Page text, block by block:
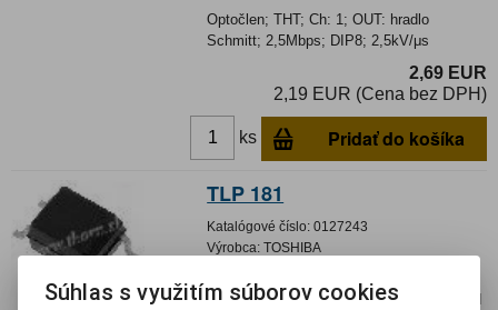
Optočlen; THT; Ch: 1; OUT: hradlo
Schmitt; 2,5Mbps; DIP8; 2,5kV/μs
2,69 EUR
2,19 EUR (Cena bez DPH)
ks Pridať do košíka
TLP 181
Katalógové číslo: 0127243
Výrobca: TOSHIBA
Termín dodania(prac.dni)-platí pre sklad
Súhlas s využitím súborov cookies